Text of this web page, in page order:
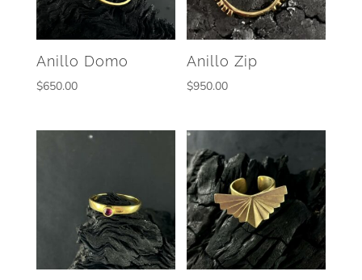
Anillo Domo
$650.00
Anillo Zip
$950.00